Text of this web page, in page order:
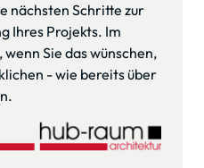
nächsten Schritte zur
Ihres Projekts. Im
wenn Sie das wünschen,
- wie bereits über